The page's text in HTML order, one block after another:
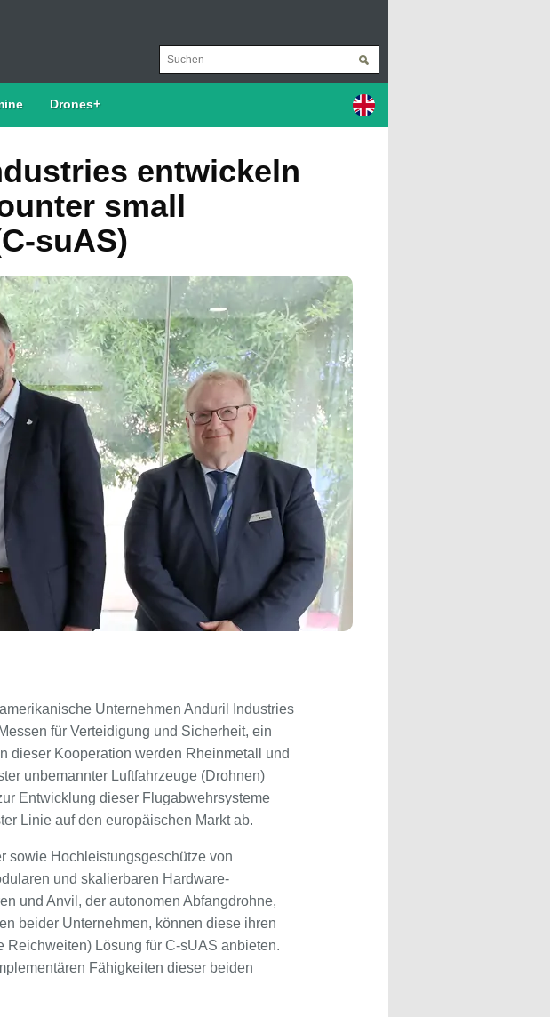
Drones+
entwickeln
small
suAS)
Unternehmen Anduril Industries
für Verteidigung und Sicherheit, ein
dieser Kooperation werden Rheinmetall und
unbemannter Luftfahrzeuge (Drohnen)
Entwicklung dieser Flugabwehrsysteme
Linie auf den europäischen Markt ab.
sowie Hochleistungsgeschütze von
und skalierbaren Hardware-
und Anvil, der autonomen Abfangdrohne,
beider Unternehmen, können diese ihren
Reichweiten) Lösung für C-sUAS anbieten.
Fähigkeiten dieser beiden